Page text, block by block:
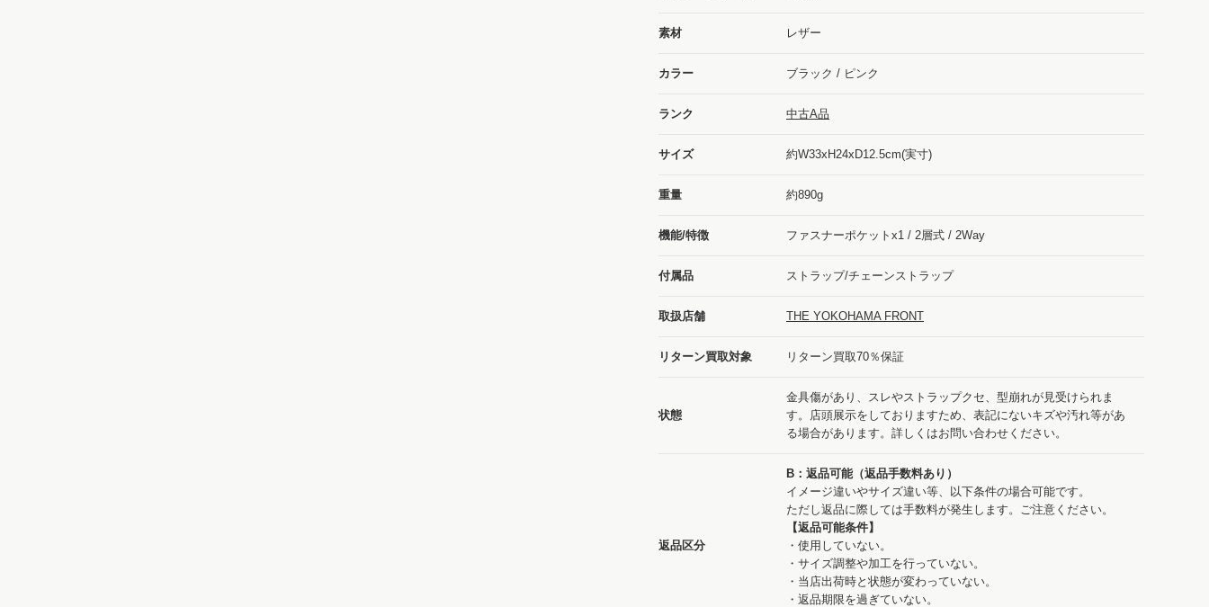
素材 レザー
カラー ブラック / ピンク
ランク 中古A品
サイズ 約W33xH24xD12.5cm(実寸)
重量 約890g
機能/特徴 ファスナーポケットx1 / 2層式 / 2Way
付属品 ストラップ/チェーンストラップ
取扱店舗 THE YOKOHAMA FRONT
リターン買取対象 リターン買取70％保証
状態
金具傷があり、スレやストラップクセ、型崩れが見受けられま
す。店頭展示をしておりますため、表記にないキズや汚れ等があ
る場合があります。詳しくはお問い合わせください。
返品区分
B：返品可能（返品手数料あり）
イメージ違いやサイズ違い等、以下条件の場合可能です。
ただし返品に際しては手数料が発生します。ご注意ください。
【返品可能条件】
・使用していない。
・サイズ調整や加工を行っていない。
・当店出荷時と状態が変わっていない。
・返品期限を過ぎていない。